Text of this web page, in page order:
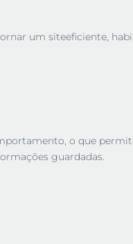
um siteeficiente,
o que
guardadas.